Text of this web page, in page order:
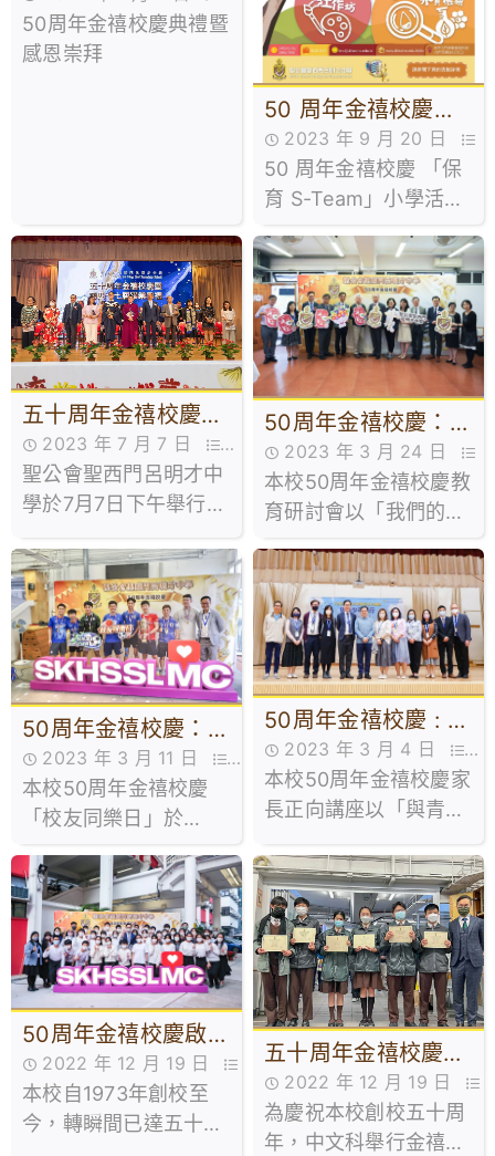
50周年金禧校慶,活動花絮
50周年金禧校慶典禮暨
感恩崇拜
50 周年金禧校慶
「保育 S-Team」小
學活動及比賽
2023 年 9 月 20 日
50周年金禧校慶,活動花絮
50 周年金禧校慶 「保
育 S-Team」小學活動
五十周年金禧校慶暨
四十七屆畢業典禮
2023 年 7 月 7 日
50周年金禧校慶,活動花絮
聖公會聖西門呂明才中
學於7月7日下午舉行五
十七屆畢業典禮，由香
港聖公會香港島教區主
教謝子和主禮、致訓及
授憑。郭始基校監致歡
迎辭時，勉勵應屆畢業
生要將人生的挑戰轉化
為人生的歷練，在不穩
的環境中把握機遇、磨
練意志。
50周年金禧校慶：教
育研討會
2023 年 3 月 24 日
50周年金禧校慶,活動花絮
本校50周年金禧校慶教
育研討會以「我們的初
由香港大學榮休教授程
介明教授揭開序幕，互
動論壇環節則由聖公會
白約翰會督中學王力克
校長、道教青松小學
50周年金禧校慶：校
友同樂日
2023 年 3 月 11 日
50周年金禧校慶,活動花絮
本校50周年金禧校慶
「校友同樂日」於
邀請各校友回校參賽及
跟老師聯誼。本年度除
舉辦了校友盃三人籃球
賽外，更首次舉辦校友
盃五人足球賽。
50周年金禧校慶 : 家
長正向講座
2023 年 3 月 4 日
50周年金禧校慶,活動花絮
本校50周年金禧校慶家
長正向講座以「與青少
演講由香港資深電台節
目主持人麥潤壽先生就
「正向親子教育理念及
心得」作分享，以深入
淺出的方式與本校和區
內小學家長們講解真正
的「聆聽」和「陪伴」
方法
50周年金禧校慶啟動
禮及升中資訊日
2022 年 12 月 19 日
50周年金禧校慶,活動花絮
本校自1973年創校至
今，轉瞬間已達五十
五十周年金禧校慶標
語創作比賽
2022 年 12 月 19 日
50周年金禧校慶,活動花絮
為慶祝本校創校五十周
年，中文科舉行金禧校